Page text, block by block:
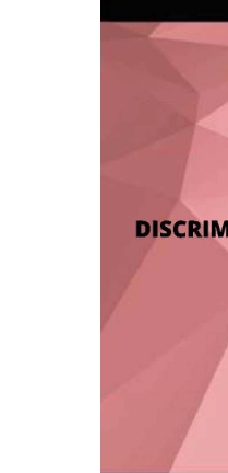
representación
tratamiento
información
mujeres
los
medios